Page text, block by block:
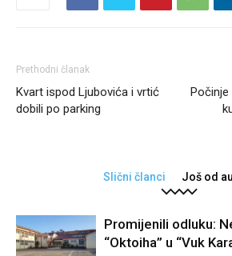
Prethodni članak
Kvart ispod Ljubovića i vrtić
dobili po parking
Počinje
Slični članci Još od
Promijenili odluku:
“Oktoiha” u “Vuk